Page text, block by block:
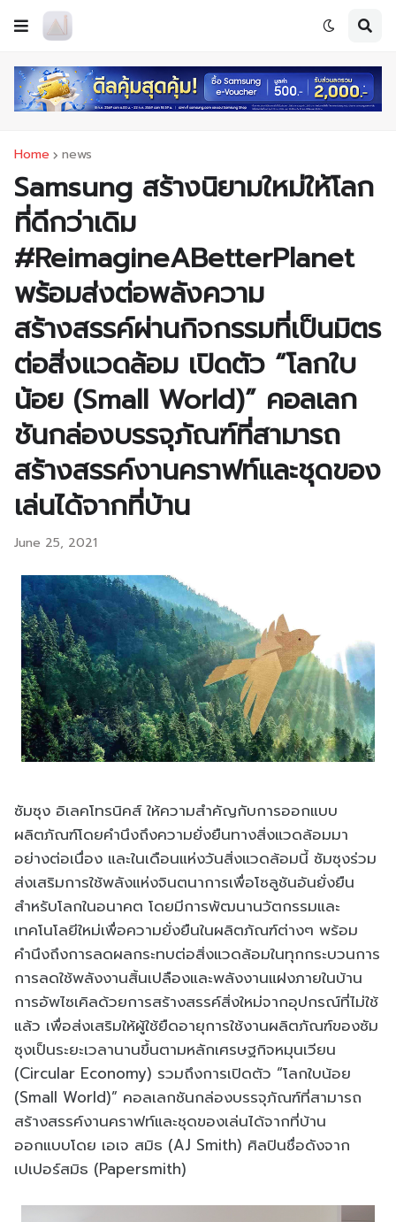
Home news
Samsung สร้างนิยามใหม่ให้โลก
ที่ดีกว่าเดิม
#ReimagineABetterPlanet
พร้อมส่งต่อพลังความ
สร้างสรรค์ผ่านกิจกรรมที่เป็นมิตร
ต่อสิ่งแวดล้อม เปิดตัว “โลกใบ
น้อย (Small World)” คอลเลก
ชันกล่องบรรจุภัณฑ์ที่สามารถ
สร้างสรรค์งานคราฟท์และชุดของ
เล่นได้จากที่บ้าน
June 25, 2021
ซัมซุง อิเลคโทรนิคส์ ให้ความสำคัญกับการออกแบบ
ผลิตภัณฑ์โดยคำนึงถึงความยั่งยืนทางสิ่งแวดล้อมมา
อย่างต่อเนื่อง และในเดือนแห่งวันสิ่งแวดล้อมนี้ ซัมซุงร่วม
ส่งเสริมการใช้พลังแห่งจินตนาการเพื่อโซลูชันอันยั่งยืน
สำหรับโลกในอนาคต โดยมีการพัฒนานวัตกรรมและ
เทคโนโลยีใหม่เพื่อความยั่งยืนในผลิตภัณฑ์ต่างๆ พร้อม
คำนึงถึงการลดผลกระทบต่อสิ่งแวดล้อมในทุกกระบวนการ
การลดใช้พลังงานสิ้นเปลืองและพลังงานแฝงภายในบ้าน
การอัพไซเคิลด้วยการสร้างสรรค์สิ่งใหม่จากอุปกรณ์ที่ไม่ใช้
แล้ว เพื่อส่งเสริมให้ผู้ใช้ยืดอายุการใช้งานผลิตภัณฑ์ของซัม
ซุงเป็นระยะเวลานานขึ้นตามหลักเศรษฐกิจหมุนเวียน
(Circular Economy) รวมถึงการเปิดตัว “โลกใบน้อย
(Small World)” คอลเลกชันกล่องบรรจุภัณฑ์ที่สามารถ
สร้างสรรค์งานคราฟท์และชุดของเล่นได้จากที่บ้าน
ออกแบบโดย เอเจ สมิธ (AJ Smith) ศิลปินชื่อดังจาก
เปเปอร์สมิธ (Papersmith)